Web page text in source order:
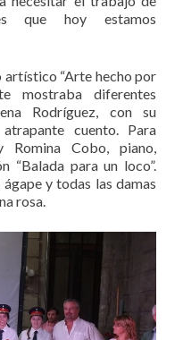
que hoy estamos
artístico “Arte hecho por
mostraba diferentes
Rodríguez, con su
cuento. Para
Cobo, piano,
“Balada para un loco”.
y todas las damas
rosa.